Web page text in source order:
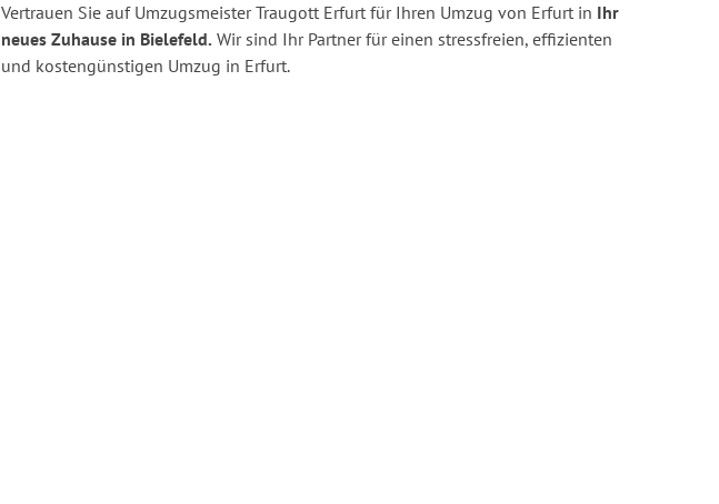
Vertrauen Sie auf Umzugsmeister Traugott Erfurt für Ihren Umzug von Erfurt in Ihr
neues Zuhause in Bielefeld. Wir sind Ihr Partner für einen stressfreien, effizienten
und kostengünstigen Umzug in Erfurt.